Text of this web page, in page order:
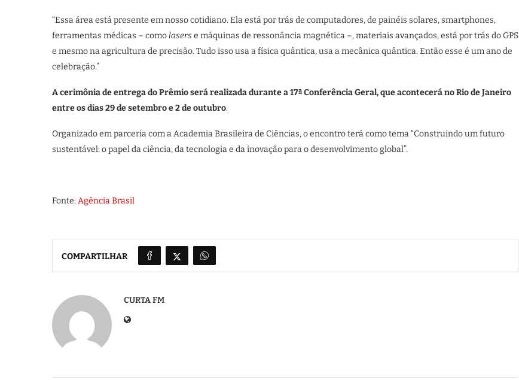
“Essa área está presente em nosso cotidiano. Ela está por trás de computadores, de painéis solares, smartphones,
ferramentas médicas – comolasers e máquinas de ressonância magnética –, materiais avançados, está por trás do GPS
e mesmo na agricultura de precisão. Tudo isso usa a física quântica, usa a mecânica quântica. Então esse é um ano de
celebração.”
A cerimônia de entrega do Prêmio será realizada durante a 17ª Conferência Geral, que acontecerá no Rio de Janeiro
entre os dias 29 de setembro e 2 de outubro.
Organizado em parceria com a Academia Brasileira de Ciências, o encontro terá como tema “Construindo um futuro
sustentável: o papel da ciência, da tecnologia e da inovação para o desenvolvimento global”.
Fonte: Agência Brasil
COMPARTILHAR
CURTA FM